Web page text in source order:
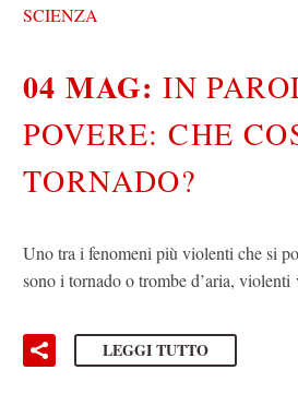
SCIENZA
04 MAG:IN
POVERE: CHE
TORNADO?
Uno tra i fenomeni più violenti che si
sono i tornado o trombe d’aria,
LEGGI TUTTO